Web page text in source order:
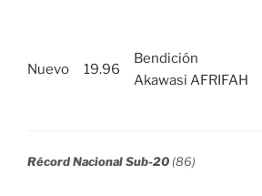
Nuevo 19.96
Bendición
Akawasi AFRIFAH
Récord Nacional Sub-20 (86)